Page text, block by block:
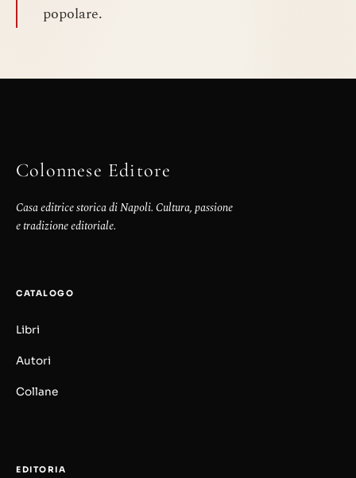
popolare.
Colonnese Editore
Casa editrice storica di Napoli. Cultura, passione
e tradizione editoriale.
CATALOGO
Libri
Autori
Collane
EDITORIA